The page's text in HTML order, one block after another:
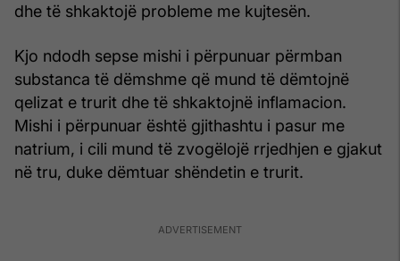
dhe të shkaktojë probleme me kujtesën.
Kjo ndodh sepse mishi i përpunuar përmban
substanca të dëmshme që mund të dëmtojnë
qelizat e trurit dhe të shkaktojnë inflamacion.
Mishi i përpunuar është gjithashtu i pasur me
natrium, i cili mund të zvogëlojë rrjedhjen e gjakut
në tru, duke dëmtuar shëndetin e trurit.